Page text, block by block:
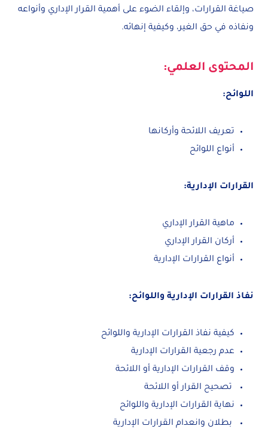
صياغة القرارات، وإلقاء الضوء على أهمية القرار الإداري وأنواعه
ونفاذه في حق الغير، وكيفية إنهائه.
المحتوى العلمي:
اللوائح:
تعريف اللائحة وأركانها
أنواع اللوائح
القرارات الإدارية:
ماهية القرار الإداري
أركان القرار الإداري
أنواع القرارات الإدارية
نفاذ القرارات الإدارية واللوائح:
كيفية نفاذ القرارات الإدارية واللوائح
عدم رجعية القرارات الإدارية
وقف القرارات الإدارية أو اللائحة
تصحيح القرار أو اللائحة
نهاية القرارات الإدارية واللوائح
بطلان وانعدام القرارات الإدارية